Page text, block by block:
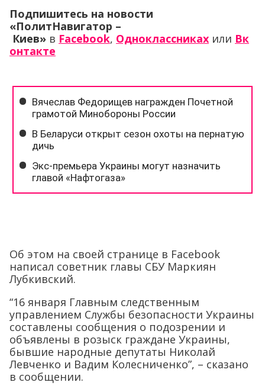
Подпишитесь на новости
«ПолитНавигатор –
Киев» в Facebook, Одноклассниках или Вк
онтакте
Об этом на своей странице в Facebook
написал советник главы СБУ Маркиян
Лубкивский.
“16 января Главным следственным
управлением Службы безопасности Украины
составлены сообщения о подозрении и
объявлены в розыск граждане Украины,
бывшие народные депутаты Николай
Левченко и Вадим Колесниченко”, – сказано
в сообщении.